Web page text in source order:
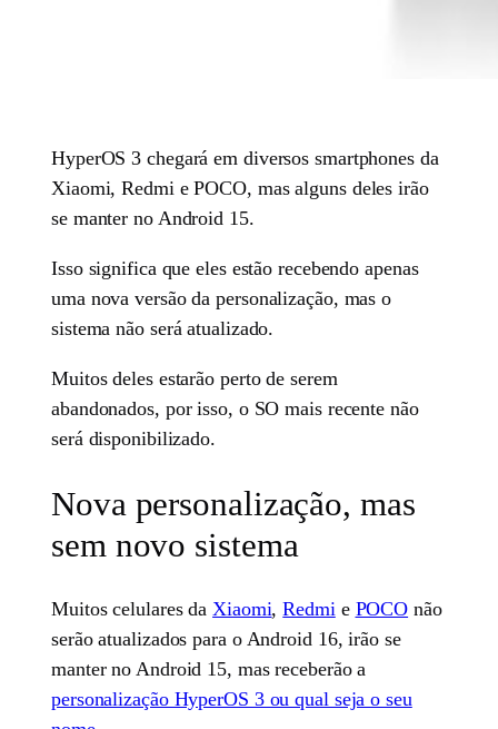
HyperOS 3 chegará em diversos smartphones da
Xiaomi, Redmi e POCO, mas alguns deles irão
se manter no Android 15.
Isso significa que eles estão recebendo apenas
uma nova versão da personalização, mas o
sistema não será atualizado.
Muitos deles estarão perto de serem
abandonados, por isso, o SO mais recente não
será disponibilizado.
Nova personalização, mas
sem novo sistema
Muitos celulares da Xiaomi,Redmi e POCO não
serão atualizados para o Android 16, irão se
manter no Android 15, mas receberão a
personalização HyperOS 3 ou qual seja o seu